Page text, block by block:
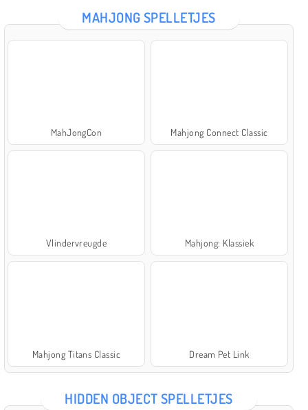
MAHJONG SPELLETJES
MahJongCon Mahjong Connect Classic
Vlindervreugde Mahjong: Klassiek
Mahjong Titans Classic Dream Pet Link
HIDDEN OBJECT SPELLETJES